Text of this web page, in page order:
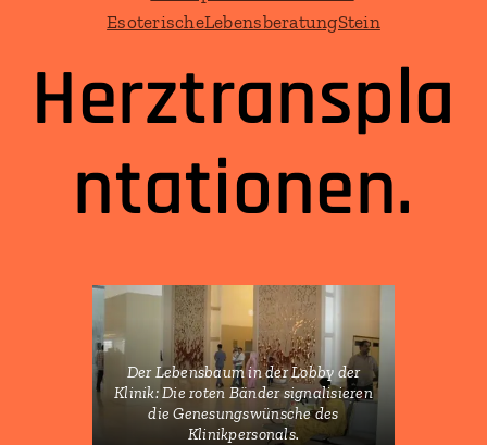
Herztranspla
ntationen.
Der Lebensbaum in der Lobby der
Klinik: Die roten Bänder signalisieren
die Genesungswünsche des
Klinikpersonals.